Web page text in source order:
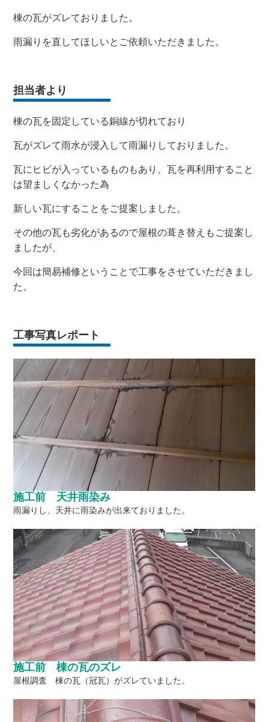
棟の瓦がズレておりました。
雨漏りを直してほしいとご依頼いただきました。
担当者より
棟の瓦を固定している銅線が切れており
瓦がズレて雨水が浸入して雨漏りしておりました。
瓦にヒビが入っているものもあり、瓦を再利用すること
は望ましくなかった為
新しい瓦にすることをご提案しました。
その他の瓦も劣化があるので屋根の葺き替えもご提案し
ましたが、
今回は簡易補修ということで工事をさせていただきまし
た。
工事写真レポート
施工前 天井雨染み
雨漏りし、天井に雨染みが出来ておりました。
施工前 棟の瓦のズレ
屋根調査 棟の瓦（冠瓦）がズレていました。